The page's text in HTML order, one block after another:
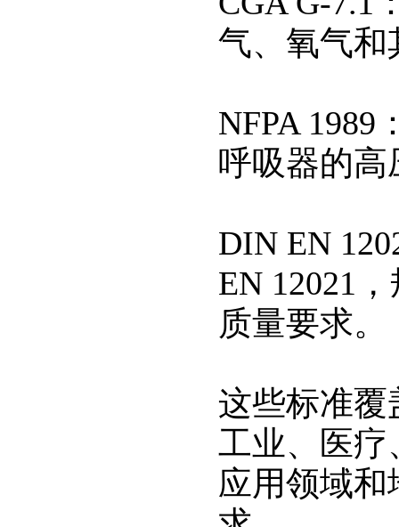
气、氧气和
NFPA
呼吸器的高
DIN EN
EN 12021
质量要求。
这些标准覆
工业、医疗
应用领域